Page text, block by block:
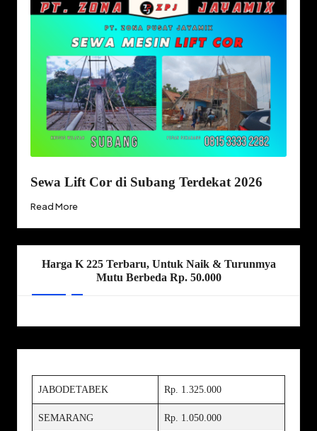
Sewa Lift Cor di Subang Terdekat 2026
Read More
Harga K 225 Terbaru, Untuk Naik & Turunmya
Mutu Berbeda Rp. 50.000
JABODETABEK Rp. 1.325.000
SEMARANG Rp. 1.050.000